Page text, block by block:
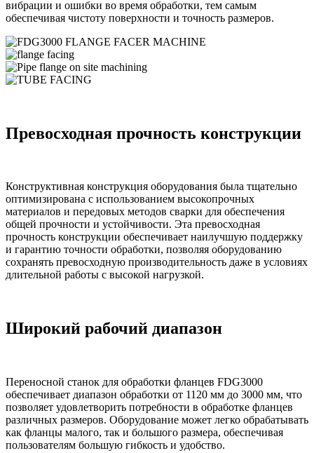
вибрации и ошибки во время обработки, тем самым
обеспечивая чистоту поверхности и точность размеров.
Превосходная прочность конструкции
Конструктивная конструкция оборудования была тщательно
оптимизирована с использованием высокопрочных
материалов и передовых методов сварки для обеспечения
общей прочности и устойчивости. Эта превосходная
прочность конструкции обеспечивает наилучшую поддержку
и гарантию точности обработки, позволяя оборудованию
сохранять превосходную производительность даже в условиях
длительной работы с высокой нагрузкой.
Широкий рабочий диапазон
Переносной станок для обработки фланцев FDG3000
обеспечивает диапазон обработки от 1120 мм до 3000 мм, что
позволяет удовлетворить потребности в обработке фланцев
различных размеров. Оборудование может легко обрабатывать
как фланцы малого, так и большого размера, обеспечивая
пользователям большую гибкость и удобство.